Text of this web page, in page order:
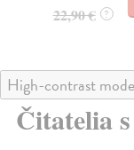
22,90 € ?
High-contrast mode
Čitatelia